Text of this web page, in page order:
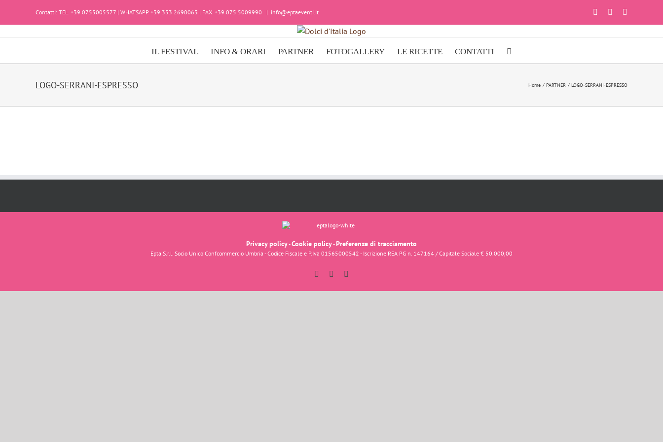
Contatti: TEL. +39 0755005577 | WHATSAPP. +39 333 2690063 | FAX. +39 075 5009990 | info@eptaeventi.it FacebookInstagram
IL FESTIVAL INFO & ORARI PARTNER FOTOGALLERY LE RICETTE CONTATTI
LOGO-SERRANI-ESPRESSO Home PARTNER LOGO-SERRANI-ESPRESSO
Privacy policy-Cookie policy-Preferenze di tracciamento
Epta S.r.l. Socio Unico Confcommercio Umbria - Codice Fiscale e P.Iva 01565000542 - Iscrizione REA PG n. 147164 / Capitale Sociale € 50.000,00
FacebookInstagram